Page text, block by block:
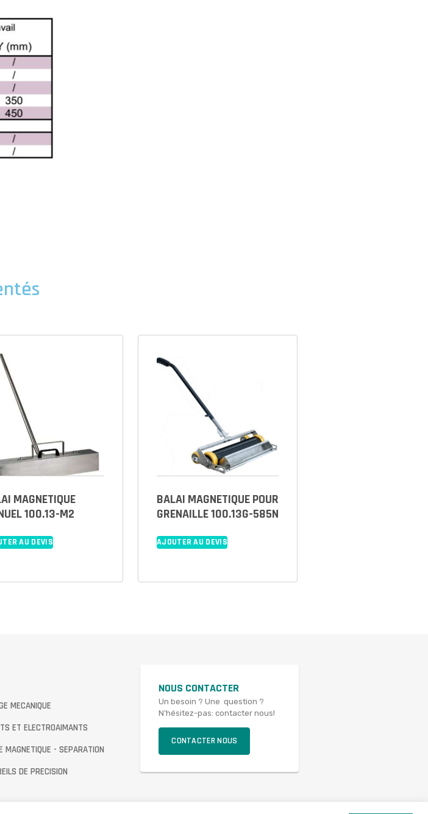
MAGNETIQUE
100.13-M2
AU DEVIS
BALAI MAGNETIQUE POUR
GRENAILLE 100.13G-585N
AJOUTER AU DEVIS
MECANIQUE
ET ELECTROAIMANTS
MAGNETIQUE - SEPARATION
DE PRECISION
NOUS CONTACTER
Un besoin ? Une question ?
N’hésitez-pas: contacter nous!
CONTACTER NOUS